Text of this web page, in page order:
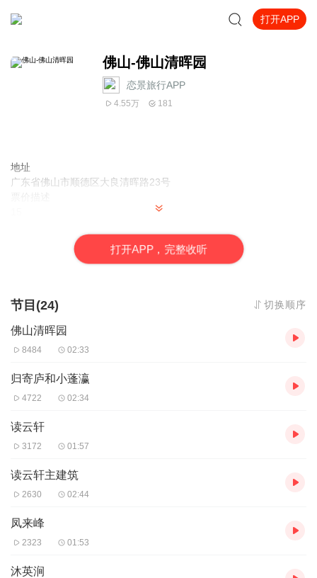
打开APP
佛山-佛山清晖园
恋景旅行APP
4.55万 181
地址
广东省佛山市顺德区大良清晖路23号
禅城-顺德线、旅游城巴4线至“清晖园”站下。
音频来源于链景旅行
打开APP，完整收听
节目(24) 切换顺序
佛山清晖园
8484 02:33
归寄庐和小蓬瀛
4722 02:34
读云轩
3172 01:57
读云轩主建筑
2630 02:44
凤来峰
2323 01:53
沐英涧